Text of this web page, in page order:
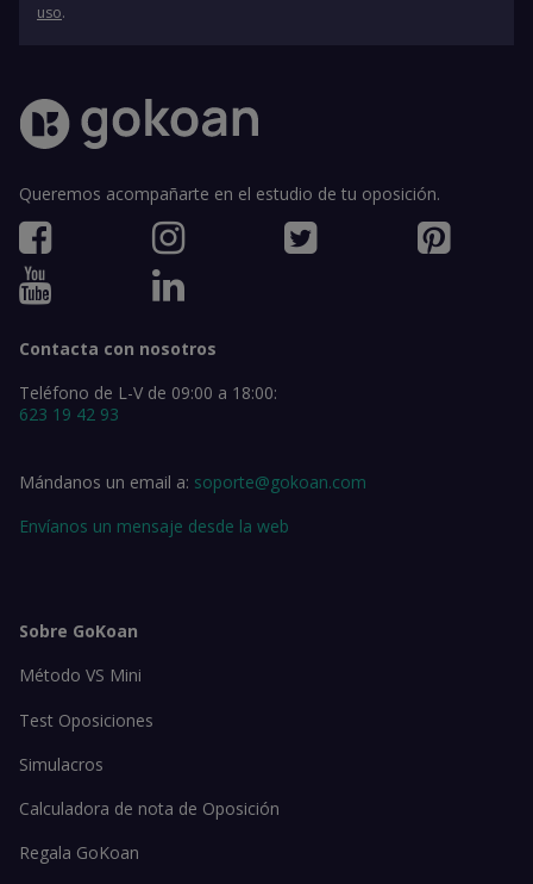
uso.
Queremos acompañarte en el estudio de tu oposición.
Contacta con nosotros
Teléfono de L-V de 09:00 a 18:00:
623 19 42 93
Mándanos un email a: soporte@gokoan.com
Envíanos un mensaje desde la web
Sobre GoKoan
Método VS Mini
Test Oposiciones
Simulacros
Calculadora de nota de Oposición
Regala GoKoan